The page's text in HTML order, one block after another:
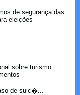
de segurança das
eleições
sobre turismo
de suic�...